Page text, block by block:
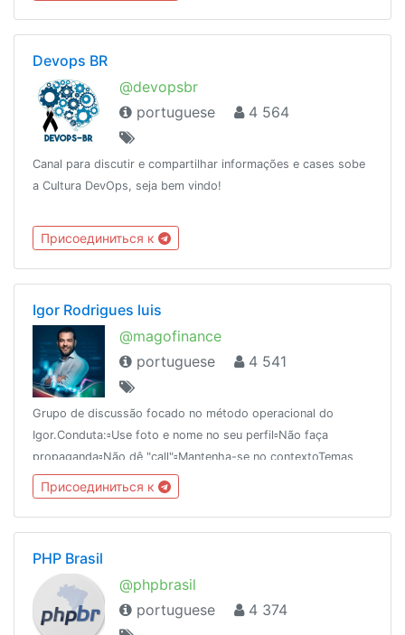
Devops BR
@devopsbr
portuguese
4 564
Canal para discutir e compartilhar informações e cases sobe
a Cultura DevOps, seja bem vindo!
Присоединиться к
Igor Rodrigues luis
@magofinance
portuguese
4 541
Grupo de discussão focado no método operacional do
Igor.Conduta:▫️Use foto e nome no seu perfil▫️Não faça
propaganda▫️Não dê "call"▫️Mantenha-se no contextoTemas
proibidos:▫️Corretoras▫️Criptomoedas ▫️Forex
Присоединиться к
PHP Brasil
@phpbrasil
portuguese
4 374